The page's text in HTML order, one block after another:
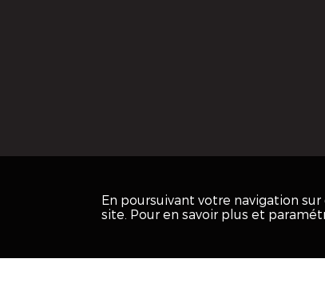
En poursuivant votre navigation
site. Pour en savoir plus et